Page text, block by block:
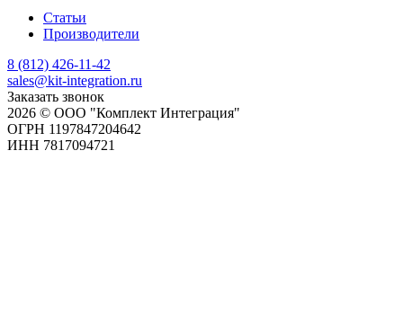
Статьи
Производители
8 (812) 426-11-42
sales@kit-integration.ru
Заказать звонок
2026 © ООО "Комплект Интеграция"
ОГРН 1197847204642
ИНН 7817094721